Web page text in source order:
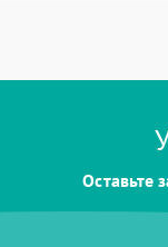
Поломка
Оставьте